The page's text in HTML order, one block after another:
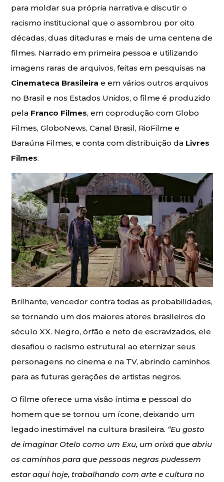
para moldar sua própria narrativa e discutir o
racismo institucional que o assombrou por oito
décadas, duas ditaduras e mais de uma centena de
filmes. Narrado em primeira pessoa e utilizando
imagens raras de arquivos, feitas em pesquisas na
Cinemateca Brasileira e em vários outros arquivos
no Brasil e nos Estados Unidos, o filme é produzido
pela Franco Filmes, em coprodução com Globo
Filmes, GloboNews, Canal Brasil, RioFilme e
Baraúna Filmes, e conta com distribuição da Livres
Filmes.
Brilhante, vencedor contra todas as probabilidades,
se tornando um dos maiores atores brasileiros do
século XX. Negro, órfão e neto de escravizados, ele
desafiou o racismo estrutural ao eternizar seus
personagens no cinema e na TV, abrindo caminhos
para as futuras gerações de artistas negros.
O filme oferece uma visão íntima e pessoal do
homem que se tornou um ícone, deixando um
legado inestimável na cultura brasileira. “Eu gosto
de imaginar Otelo como um Exu, um orixá que abriu
os caminhos para que pessoas negras pudessem
estar aqui hoje, trabalhando com arte e cultura no